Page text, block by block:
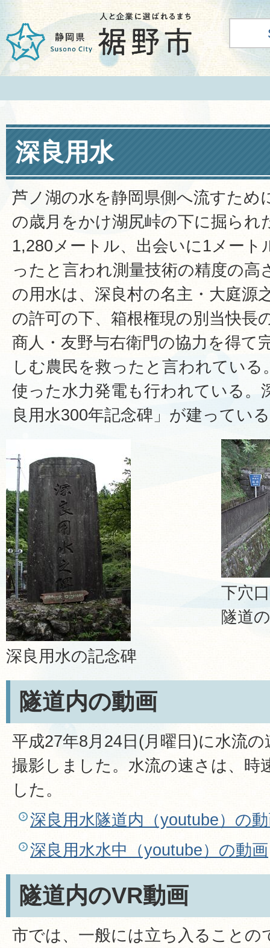
深良用水
芦ノ湖の水を静岡県側へ流すため
の歳月をかけ湖尻峠の下に掘られ
1,280メートル、出会いに1メート
ったと言われ測量技術の精度の高
の用水は、深良村の名主・大庭源
の許可の下、箱根権現の別当快長
商人・友野与右衛門の協力を得て
しむ農民を救ったと言われている
使った水力発電も行われている。
良用水300年記念碑」が建ってい
深良用水の記念碑
下穴
隧道
隧道内の動画
平成27年8月24日(月曜日)に水流
撮影しました。水流の速さは、時
した。
深良用水隧道内（youtube）の
深良用水水中（youtube）の動画
隧道内のVR動画
市では、一般には立ち入ることの